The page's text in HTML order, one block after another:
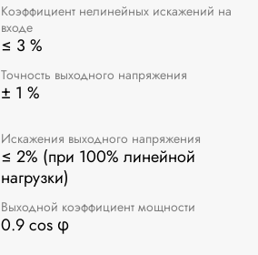
Коэффициент нелинейных искажений на
входе
≤ 3 %
Точность выходного напряжения
± 1 %
Искажения выходного напряжения
≤ 2% (при 100% линейной
нагрузки)
Выходной коэффициент мощности
0.9 cos φ